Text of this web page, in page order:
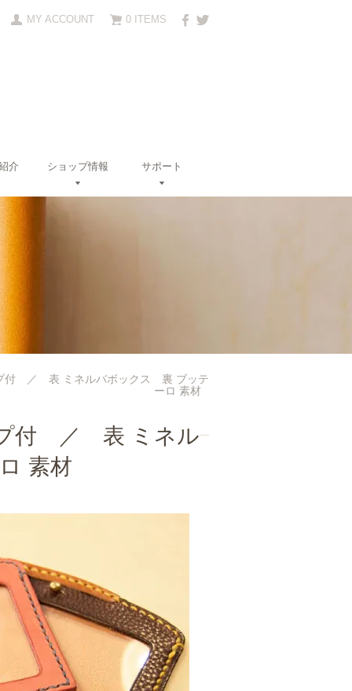
0 ITEMS
MY ACCOUNT
介 ショップ情報 サポート
付 ／ 表 ミネルバボックス 裏 ブッテ
ーロ 素材
付 ／ 表 ミネル
素材